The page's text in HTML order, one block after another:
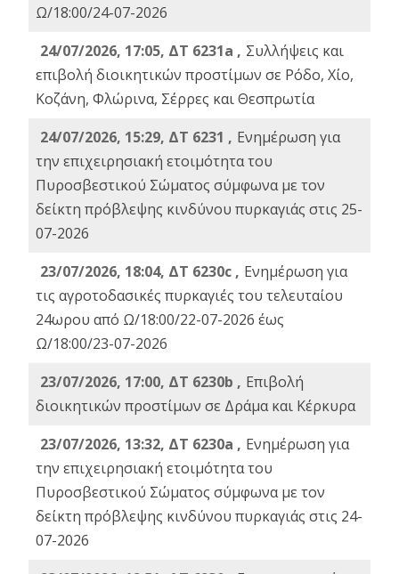
Ω/18:00/24-07-2026
24/07/2026, 17:05, ΔΤ 6231a , Συλλήψεις και
επιβολή διοικητικών προστίμων σε Ρόδο, Χίο,
Κοζάνη, Φλώρινα, Σέρρες και Θεσπρωτία
24/07/2026, 15:29, ΔΤ 6231 , Ενημέρωση για
την επιχειρησιακή ετοιμότητα του
Πυροσβεστικού Σώματος σύμφωνα με τον
δείκτη πρόβλεψης κινδύνου πυρκαγιάς στις 25-
07-2026
23/07/2026, 18:04, ΔΤ 6230c , Ενημέρωση για
τις αγροτοδασικές πυρκαγιές του τελευταίου
24ωρου από Ω/18:00/22-07-2026 έως
Ω/18:00/23-07-2026
23/07/2026, 17:00, ΔΤ 6230b , Επιβολή
διοικητικών προστίμων σε Δράμα και Κέρκυρα
23/07/2026, 13:32, ΔΤ 6230a , Ενημέρωση για
την επιχειρησιακή ετοιμότητα του
Πυροσβεστικού Σώματος σύμφωνα με τον
δείκτη πρόβλεψης κινδύνου πυρκαγιάς στις 24-
07-2026